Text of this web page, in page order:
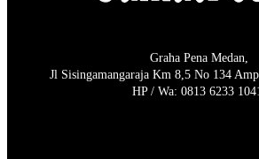
Graha Pena Medan,
Jl Sisingamangaraja Km 8,5 No 134
HP / Wa: 0813 6233